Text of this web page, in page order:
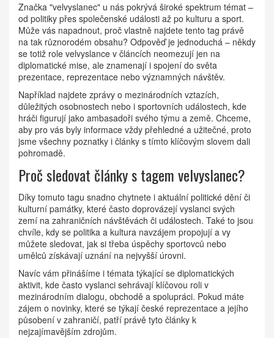
Značka "velvyslanec" u nás pokrývá široké spektrum témat –
od politiky přes společenské události až po kulturu a sport.
Může vás napadnout, proč vlastně najdete tento tag právě
na tak různorodém obsahu? Odpověď je jednoduchá – někdy
se totiž role velvyslance v článcích neomezují jen na
diplomatické mise, ale znamenají i spojení do světa
prezentace, reprezentace nebo významných návštěv.
Například najdete zprávy o mezinárodních vztazích,
důležitých osobnostech nebo i sportovních událostech, kde
hráči figurují jako ambasadoři svého týmu a země. Chceme,
aby pro vás byly informace vždy přehledné a užitečné, proto
jsme všechny poznatky i články s tímto klíčovým slovem dali
pohromadě.
Proč sledovat články s tagem velvyslanec?
Díky tomuto tagu snadno chytnete i aktuální politické dění či
kulturní památky, které často doprovázejí vyslanci svých
zemí na zahraničních návštěvách či událostech. Také to jsou
chvíle, kdy se politika a kultura navzájem propojují a vy
můžete sledovat, jak si třeba úspěchy sportovců nebo
umělců získávají uznání na nejvyšší úrovni.
Navíc vám přinášíme i témata týkající se diplomatických
aktivit, kde často vyslanci sehrávají klíčovou roli v
mezinárodním dialogu, obchodě a spolupráci. Pokud máte
zájem o novinky, které se týkají české reprezentace a jejího
působení v zahraničí, patří právě tyto články k
nejzajímavějším zdrojům.